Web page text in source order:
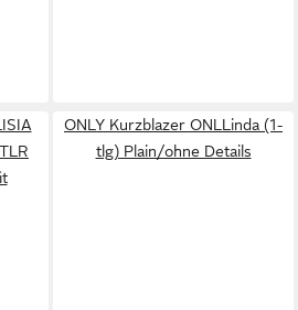
ONLY Kurzblazer ONLLinda (1-
tlg) Plain/ohne Details